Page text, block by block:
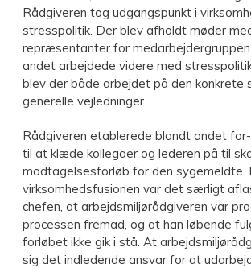
Rådgiveren tog udgangspunkt i
stresspolitik. Der blev afholdt møder
repræsentanter for
andet arbejdede videre med
blev der både arbejdet på den konkrete
generelle vejledninger.
Rådgiveren etablerede blandt andet
til at klæde kollegaer og lederen på til
modtagelsesforløb for den sygemeldte.
virksomhedsfusionen var det særligt
chefen, at arbejdsmiljørådgiveren var
processen fremad, og at han løbende
forløbet ikke gik i stå. At
sig det indledende ansvar for at